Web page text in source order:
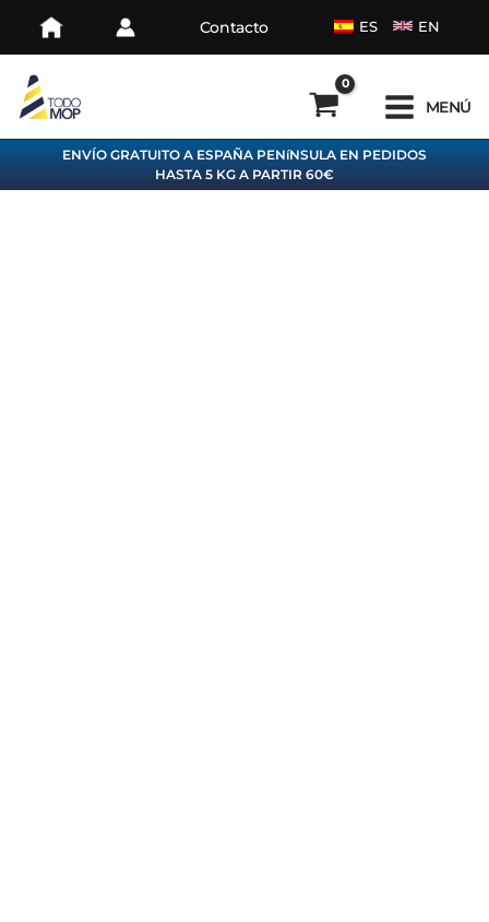
Contacto ES EN
MENÚ
ENVÍO GRATUITO A ESPAÑA PENíNSULA EN PEDIDOS
HASTA 5 KG A PARTIR 60€